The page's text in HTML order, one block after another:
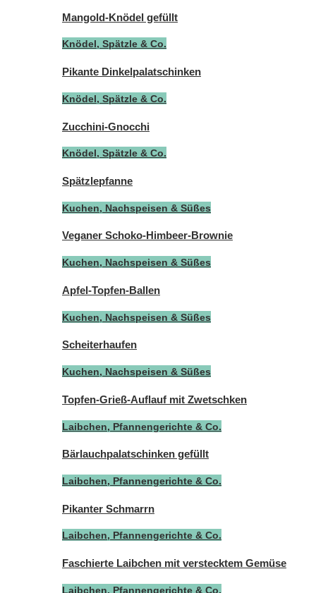
Mangold-Knödel gefüllt
Knödel, Spätzle & Co.
Pikante Dinkelpalatschinken
Knödel, Spätzle & Co.
Zucchini-Gnocchi
Knödel, Spätzle & Co.
Spätzlepfanne
Kuchen, Nachspeisen & Süßes
Veganer Schoko-Himbeer-Brownie
Kuchen, Nachspeisen & Süßes
Apfel-Topfen-Ballen
Kuchen, Nachspeisen & Süßes
Scheiterhaufen
Kuchen, Nachspeisen & Süßes
Topfen-Grieß-Auflauf mit Zwetschken
Laibchen, Pfannengerichte & Co.
Bärlauchpalatschinken gefüllt
Laibchen, Pfannengerichte & Co.
Pikanter Schmarrn
Laibchen, Pfannengerichte & Co.
Faschierte Laibchen mit verstecktem Gemüse
Laibchen, Pfannengerichte & Co.